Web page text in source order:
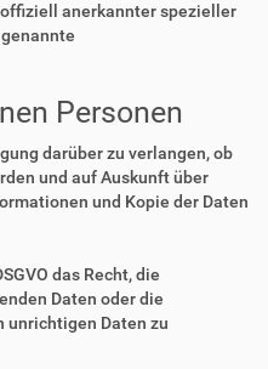
offiziell anerkannter spezieller
Personen
darüber zu verlangen, ob
und auf Auskunft über
und Kopie der Daten
das Recht, die
Daten oder die
unrichtigen Daten zu